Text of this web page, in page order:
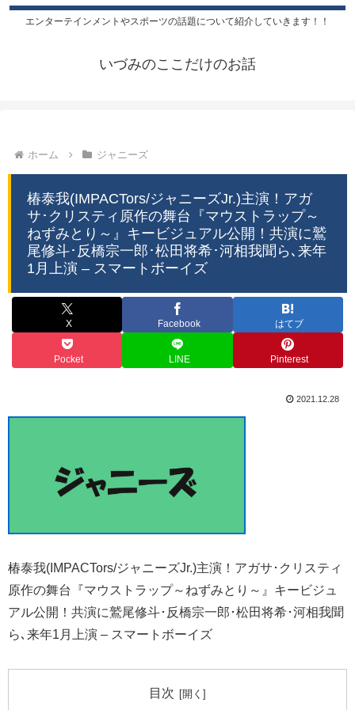
エンターテインメントやスポーツの話題について紹介していきます！！
いづみのここだけのお話
ホーム ジャニーズ
椿泰我(IMPACTors/ジャニーズJr.)主演！アガ
サ･クリスティ原作の舞台『マウストラップ～
ねずみとり～』キービジュアル公開！共演に鷲
尾修斗･反橋宗一郎･松田将希･河相我聞ら､来年
1月上演 – スマートボーイズ
X Facebook はてブ
Pocket LINE Pinterest
2021.12.28
椿泰我(IMPACTors/ジャニーズJr.)主演！アガサ･クリスティ
原作の舞台『マウストラップ～ねずみとり～』キービジュ
アル公開！共演に鷲尾修斗･反橋宗一郎･松田将希･河相我聞
ら､来年1月上演 – スマートボーイズ
目次